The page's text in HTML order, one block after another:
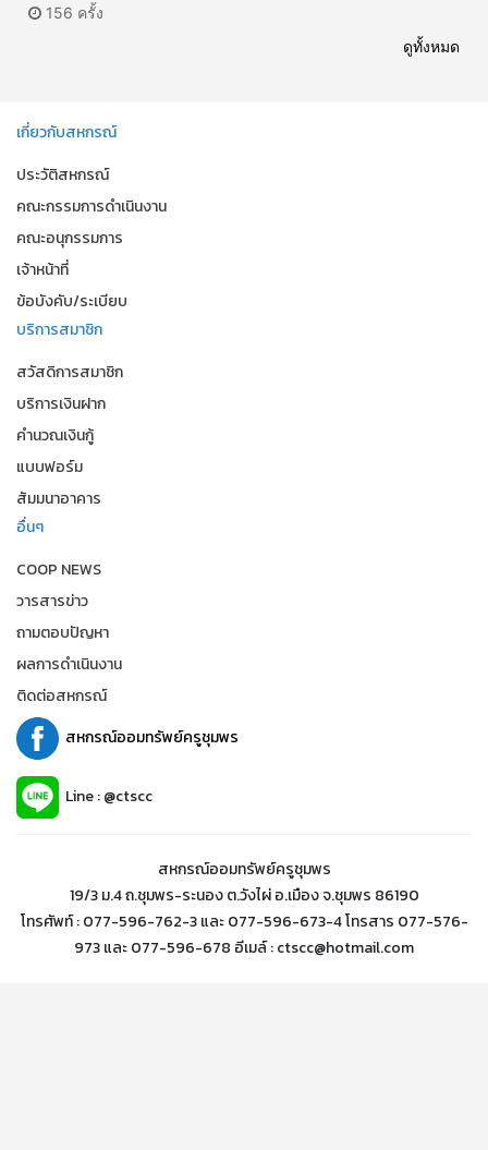
156 ครั้ง
ดูทั้งหมด
เกี่ยวกับสหกรณ์
ประวัติสหกรณ์
คณะกรรมการดำเนินงาน
คณะอนุกรรมการ
เจ้าหน้าที่
ข้อบังคับ/ระเบียบ
บริการสมาชิก
สวัสดิการสมาชิก
บริการเงินฝาก
คำนวณเงินกู้
แบบฟอร์ม
สัมมนาอาคาร
อื่นๆ
COOP NEWS
วารสารข่าว
ถามตอบปัญหา
ผลการดำเนินงาน
ติดต่อสหกรณ์
สหกรณ์ออมทรัพย์ครูชุมพร
Line : @ctscc
สหกรณ์ออมทรัพย์ครูชุมพร
19/3 ม.4 ถ.ชุมพร-ระนอง ต.วังไผ่ อ.เมือง จ.ชุมพร 86190
โทรศัพท์ : 077-596-762-3 และ 077-596-673-4 โทรสาร 077-576-
973 และ 077-596-678 อีเมล์ : ctscc@hotmail.com